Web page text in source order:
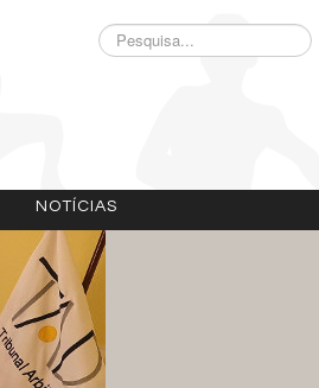
Pesquisa...
NOTÍCIAS